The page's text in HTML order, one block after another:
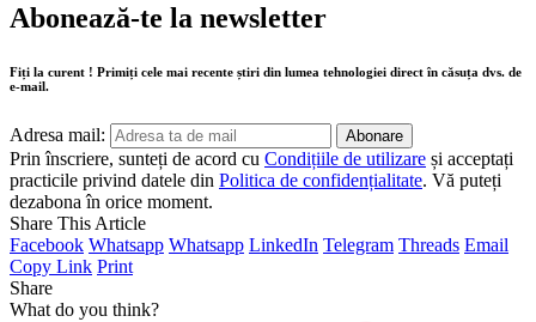
Abonează-te la newsletter
Fiți la curent ! Primiți cele mai recente știri din lumea tehnologiei direct în căsuța dvs. de
e-mail.
Adresa mail:
Prin înscriere, sunteți de acord cu Condițiile de utilizare și acceptați
practicile privind datele din Politica de confidențialitate. Vă puteți
dezabona în orice moment.
Share This Article
Facebook Whatsapp Whatsapp LinkedIn Telegram Threads Email
Copy Link Print
Share
What do you think?